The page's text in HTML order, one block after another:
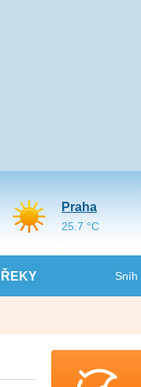
ŘEKY Sníh
Praha
25.7 °C